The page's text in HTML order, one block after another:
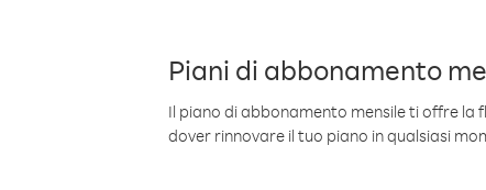
Piani di abbonamento
Il piano di abbonamento mensile ti offre la
dover rinnovare il tuo piano in qualsiasi